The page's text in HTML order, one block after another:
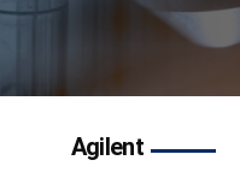
Agilent